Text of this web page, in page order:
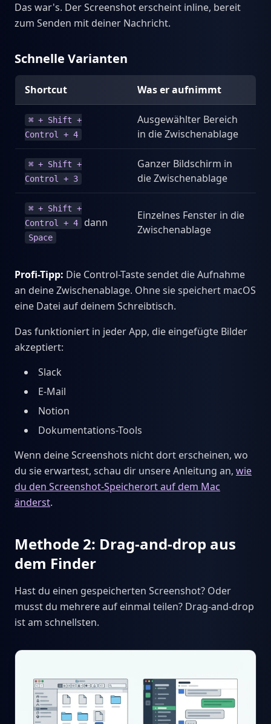
Das war's. Der Screenshot erscheint inline, bereit
zum Senden mit deiner Nachricht.
Schnelle Varianten
Shortcut Was er aufnimmt
⌘ + Shift +
Control + 4
Ausgewählter Bereich
in die Zwischenablage
⌘ + Shift +
Control + 3
Ganzer Bildschirm in
die Zwischenablage
⌘ + Shift +
Control + 4
dann
Space
Einzelnes Fenster in die
Zwischenablage
Profi-Tipp: Die Control-Taste sendet die Aufnahme
an deine Zwischenablage. Ohne sie speichert macOS
eine Datei auf deinem Schreibtisch.
Das funktioniert in jeder App, die eingefügte Bilder
akzeptiert:
Slack
E-Mail
Notion
Dokumentations-Tools
Wenn deine Screenshots nicht dort erscheinen, wo
du sie erwartest, schau dir unsere Anleitung an, wie
du den Screenshot-Speicherort auf dem Mac
änderst.
Methode 2: Drag-and-drop aus
dem Finder
Hast du einen gespeicherten Screenshot? Oder
musst du mehrere auf einmal teilen? Drag-and-drop
ist am schnellsten.